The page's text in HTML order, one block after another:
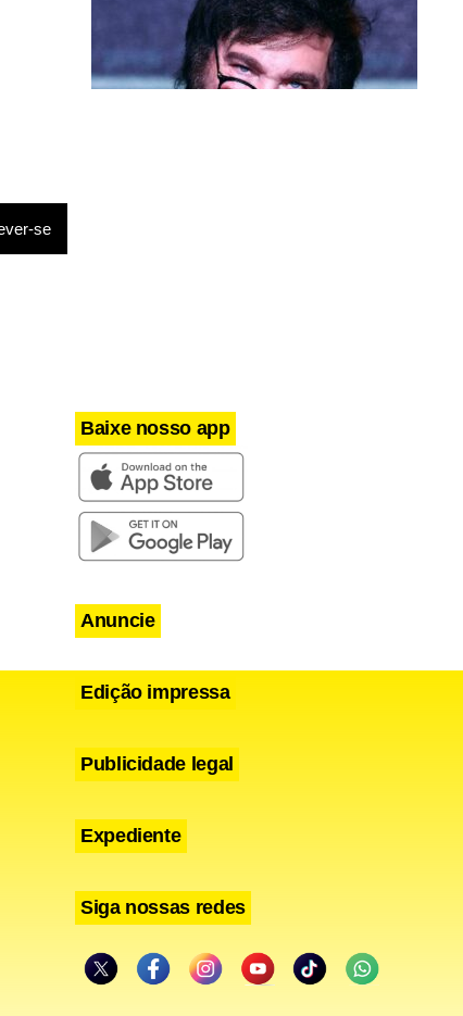
Baixe nosso app
Anuncie
Edição impressa
Publicidade legal
Expediente
Siga nossas redes